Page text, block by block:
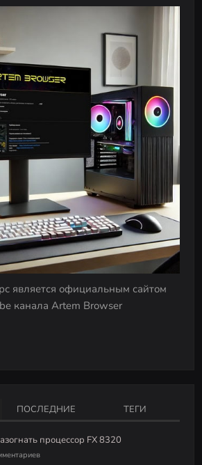
является официальным сайтом
канала Artem Browser
ПОСЛЕДНИЕ ТЕГИ
процессор FX 8320